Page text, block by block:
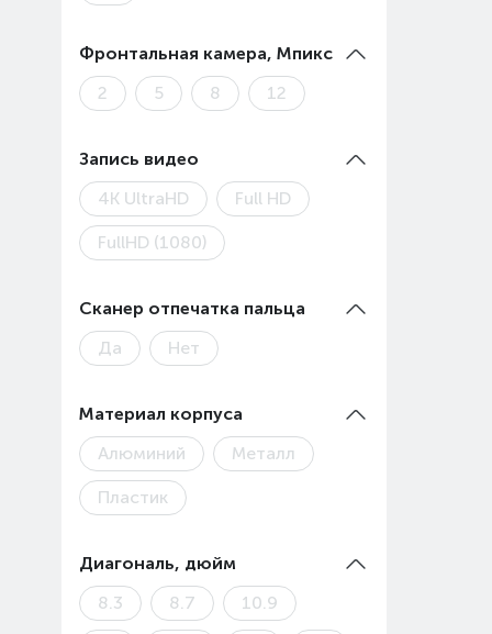
Фронтальная камера, Мпикс
2
5 8 12
Запись видео
4К UltraHD
Full HD
FullHD (1080)
Сканер отпечатка пальца
Да
Нет
Материал корпуса
Алюминий
Металл
Пластик
Диагональ, дюйм
8.3
8.7 10.9